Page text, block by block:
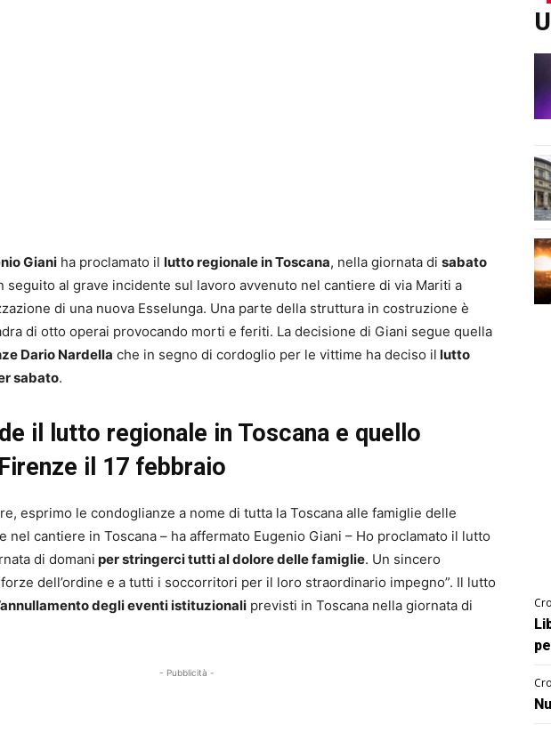
Giani ha proclamato il lutto regionale in Toscana, nella giornata di sabato
seguito al grave incidente sul lavoro avvenuto nel cantiere di via Mariti a
di una nuova Esselunga. Una parte della struttura in costruzione è
di otto operai provocando morti e feriti. La decisione di Giani segue quella
Dario Nardella che in segno di cordoglio per le vittime ha deciso il lutto
sabato.
il lutto regionale in Toscana e quello
il 17 febbraio
esprimo le condoglianze a nome di tutta la Toscana alle famiglie delle
nel cantiere in Toscana – ha affermato Eugenio Giani – Ho proclamato il lutto
di domani per stringerci tutti al dolore delle famiglie. Un sincero
dell’ordine e a tutti i soccorritori per il loro straordinario impegno”. Il lutto
degli eventi istituzionali previsti in Toscana nella giornata di
- Pubblicità -